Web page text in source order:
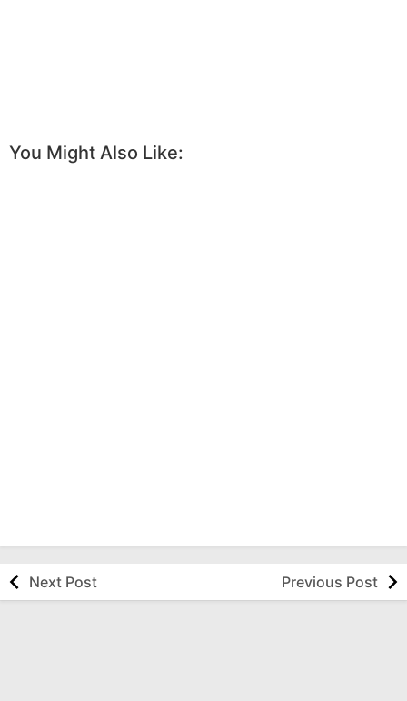
You Might Also Like:
Next Post Previous Post